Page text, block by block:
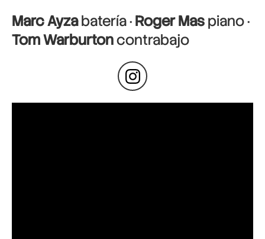
Marc Ayzabatería ·Roger Maspiano ·
Tom Warburtoncontrabajo